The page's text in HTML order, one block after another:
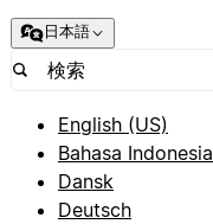
日本語
English (US)
Bahasa Indonesia
Dansk
Deutsch